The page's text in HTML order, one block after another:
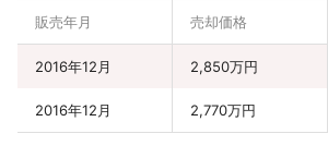
販売年月 売却価格
2016年12月 2,850万円
2016年12月 2,770万円